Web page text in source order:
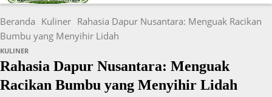
Beranda Kuliner Rahasia Dapur Nusantara: Menguak Racikan
Bumbu yang Menyihir Lidah
KULINER
Rahasia Dapur Nusantara: Menguak
Racikan Bumbu yang Menyihir Lidah